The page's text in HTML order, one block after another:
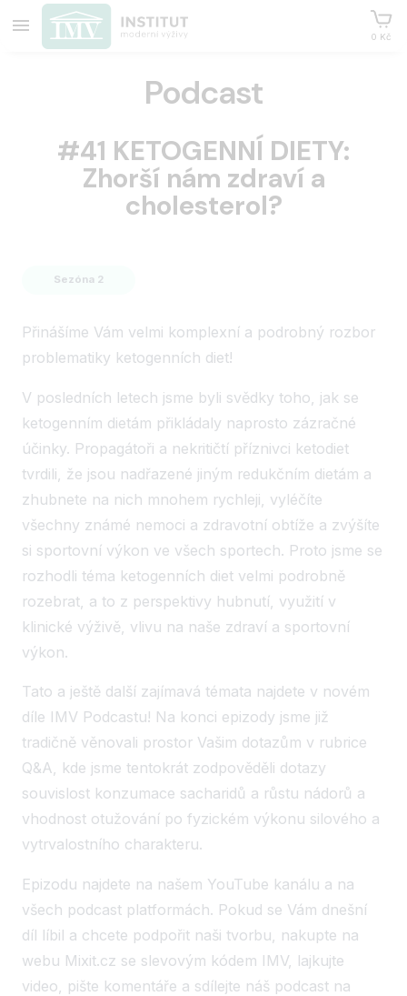
0 Kč
Podcast
#41 KETOGENNÍ DIETY:
Zhorší nám zdraví a
cholesterol?
Sezóna 2
Přinášíme Vám velmi komplexní a podrobný rozbor
problematiky ketogenních diet!
V posledních letech jsme byli svědky toho, jak se
ketogenním dietám přikládaly naprosto zázračné
účinky. Propagátoři a nekritičtí příznivci ketodiet
tvrdili, že jsou nadřazené jiným redukčním dietám a
zhubnete na nich mnohem rychleji, vyléčíte
všechny známé nemoci a zdravotní obtíže a zvýšíte
si sportovní výkon ve všech sportech. Proto jsme se
rozhodli téma ketogenních diet velmi podrobně
rozebrat, a to z perspektivy hubnutí, využití v
klinické výživě, vlivu na naše zdraví a sportovní
výkon.
Tato a ještě další zajímavá témata najdete v novém
díle IMV Podcastu! Na konci epizody jsme již
tradičně věnovali prostor Vašim dotazům v rubrice
Q&A, kde jsme tentokrát zodpověděli dotazy
souvislost konzumace sacharidů a růstu nádorů a
vhodnost otužování po fyzickém výkonu silového a
vytrvalostního charakteru.
Epizodu najdete na našem YouTube kanálu a na
všech podcast platformách. Pokud se Vám dnešní
díl líbil a chcete podpořit naši tvorbu, nakupte na
webu Mixit.cz se slevovým kódem IMV, lajkujte
video, pište komentáře a sdílejte náš podcast na